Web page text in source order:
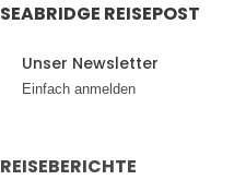
SEABRIDGE REISEPOST
Unser Newsletter
Einfach anmelden
REISEBERICHTE